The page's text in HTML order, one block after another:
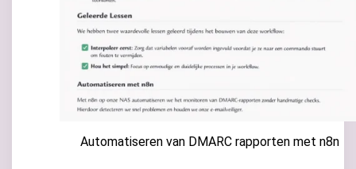
Automatiseren van DMARC rapporten met n8n